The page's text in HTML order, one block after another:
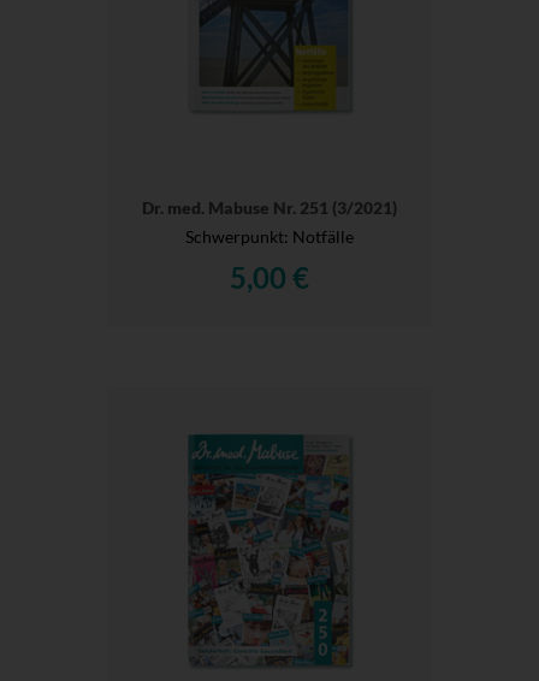
Dr. med. Mabuse Nr. 251 (3/2021)
Schwerpunkt: Notfälle
5,00 €